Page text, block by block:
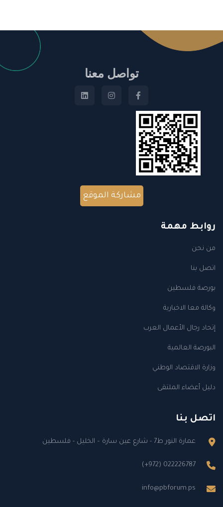
تواصل معنا
مشاركة الموقع
روابط مهمة
من نحن
اتصل بنا
بورصة فلسطين
وكالة معا الاخبارية
إتحاد رجال الأعمال العرب
البورصة العالمية
وزارة الاقتصاد الوطني
دليل أعضاء الملتقى
اتصل بنا
عمارة النور ط7 - شارع عين سارة – الخليل - فلسطين
(+972) 022226787
info@pbforum.ps